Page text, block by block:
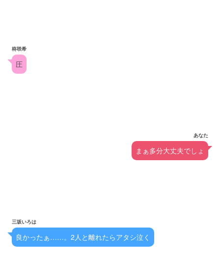
柊咲希
圧
あなた
まぁ多分大丈夫でしょ
三坂いろは
良かったぁ……。2人と離れたらアタシ泣く